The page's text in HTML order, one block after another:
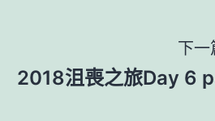
下一
2018沮喪之旅Day 6